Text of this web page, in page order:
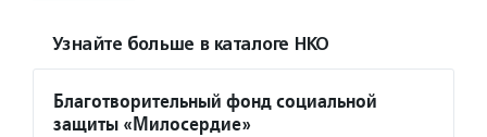
Узнайте больше в каталоге НКО
Благотворительный фонд социальной
защиты «Милосердие»